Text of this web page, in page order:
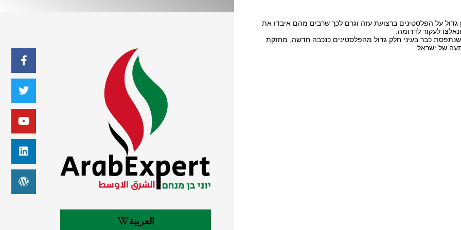
גדול על הפלסטינים ברצועת עזה וגרם לכך שרבים מהם איבדו את
לעקור לדרומה.
כבר בעיני חלק גדול מהפלסטינים כנכבה חדשה, מחזקת
של ישראל.
العربية